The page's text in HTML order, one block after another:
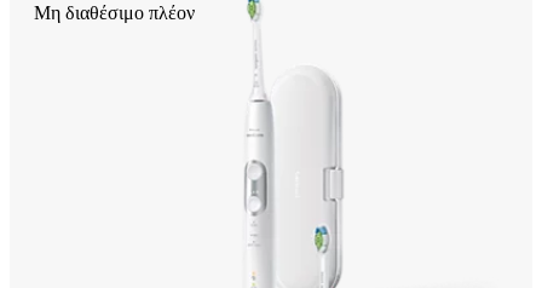
Μη διαθέσιμο πλέον